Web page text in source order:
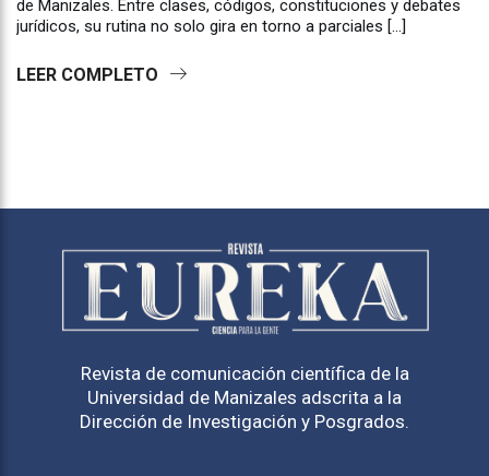
de Manizales. Entre clases, códigos, constituciones y debates
jurídicos, su rutina no solo gira en torno a parciales […]
LEER COMPLETO
Revista de comunicación científica de la
Universidad de Manizales adscrita a la
Dirección de Investigación y Posgrados.